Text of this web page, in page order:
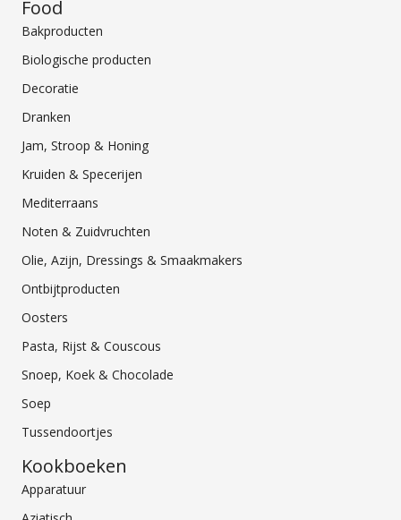
Food
Bakproducten
Biologische producten
Decoratie
Dranken
Jam, Stroop & Honing
Kruiden & Specerijen
Mediterraans
Noten & Zuidvruchten
Olie, Azijn, Dressings & Smaakmakers
Ontbijtproducten
Oosters
Pasta, Rijst & Couscous
Snoep, Koek & Chocolade
Soep
Tussendoortjes
Kookboeken
Apparatuur